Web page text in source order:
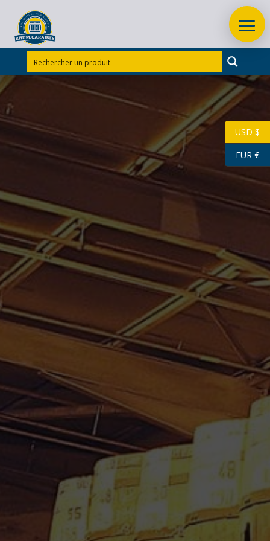
Accueil/Rhums d'exception
Guadeloupe/RHUM VIEUX MONTEBELLO 70 CL 45°
MILLESIME 1982
RHUM VIEUX MONTEBELLO
70 CL 45° MILLESIME 1982
USD $
EUR €